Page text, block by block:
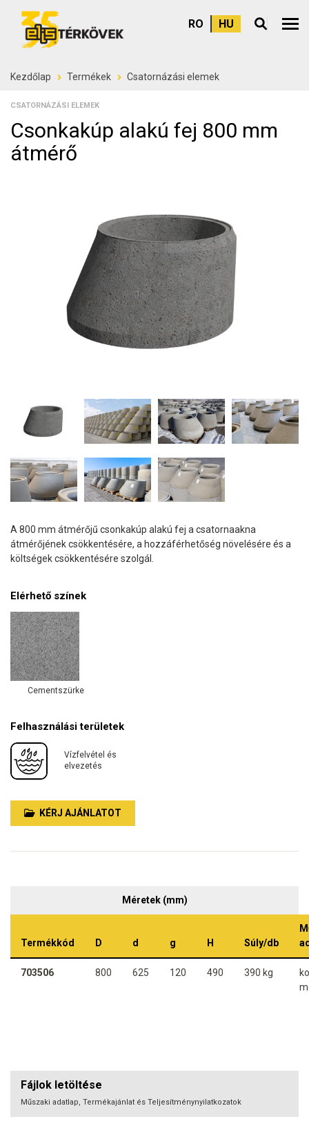
RO HU
Kezdőlap Termékek Csatornázási elemek
CSATORNÁZÁSI ELEMEK
Csonkakúp alakú fej 800 mm
átmérő
A 800 mm átmérőjű csonkakúp alakú fej a csatornaakna
átmérőjének csökkentésére, a hozzáférhetőség növelésére és a
költségek csökkentésére szolgál.
Elérhető színek
Cementszürke
Felhasználási területek
Vízfelvétel és
elvezetés
KÉRJ AJÁNLATOT
Méretek (mm)
Termékkód D d g H Súly/db
703506 800 625 120 490 390 kg
Fájlok letöltése
Műszaki adatlap, Termékajánlat és Teljesítménynyilatkozatok